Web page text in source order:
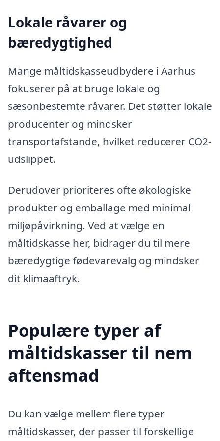
Lokale råvarer og
bæredygtighed
Mange måltidskasseudbydere i Aarhus
fokuserer på at bruge lokale og
sæsonbestemte råvarer. Det støtter lokale
producenter og mindsker
transportafstande, hvilket reducerer CO2-
udslippet.
Derudover prioriteres ofte økologiske
produkter og emballage med minimal
miljøpåvirkning. Ved at vælge en
måltidskasse her, bidrager du til mere
bæredygtige fødevarevalg og mindsker
dit klimaaftryk.
Populære typer af
måltidskasser til nem
aftensmad
Du kan vælge mellem flere typer
måltidskasser, der passer til forskellige